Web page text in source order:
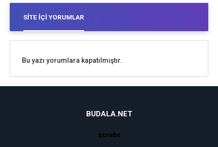
SITE İÇI YORUMLAR
Bu yazı yorumlara kapatılmıştır.
BUDALA.NET
scrubs